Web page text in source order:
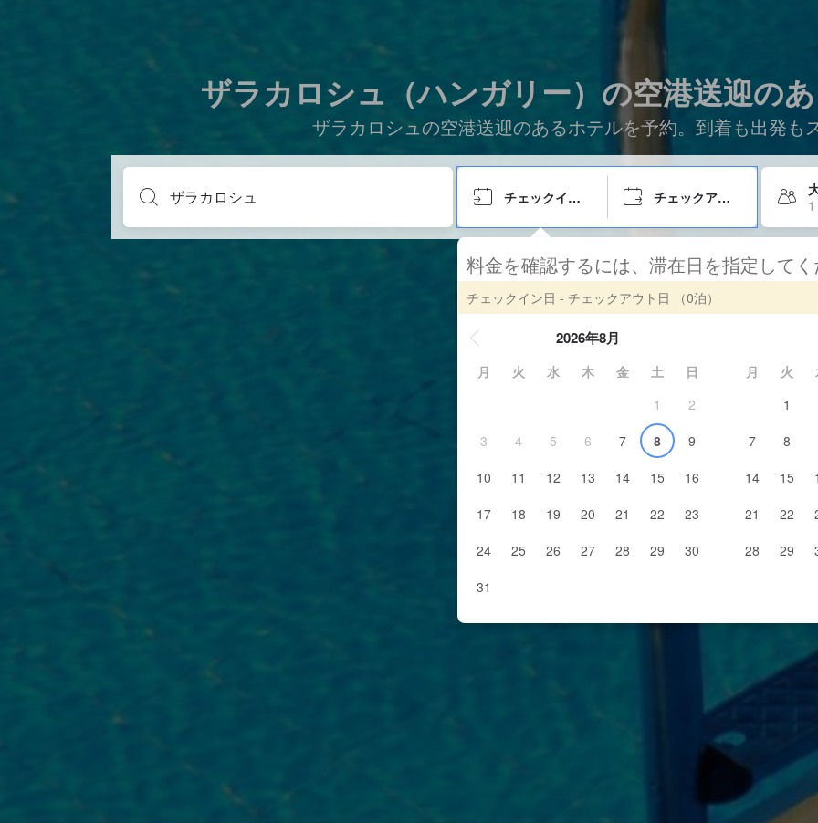
ザラカロシュ（ハンガリー）の空港送迎の
ザラカロシュの空港送迎のあるホテルを予約。到着も出発も
チェックイン日 チェックアウト日
料金を確認するには、滞在日を指定して
チェックイン日 - チェックアウト日 （0泊）
2026年8月
月 火 水 木 金 土
日
1
2
3
4 5 6 7 8
9
10
11 12 13 14 15
16
17
18 19 20 21 22
23
24
25 26 27 28 29
30
31
月 火
1
7
8
14
15
21
22
28
29